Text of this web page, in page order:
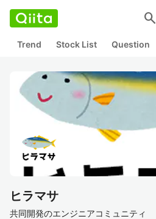
search
Trend Stock List Question
ヒラマサ
共同開発のエンジニアコミュニティ